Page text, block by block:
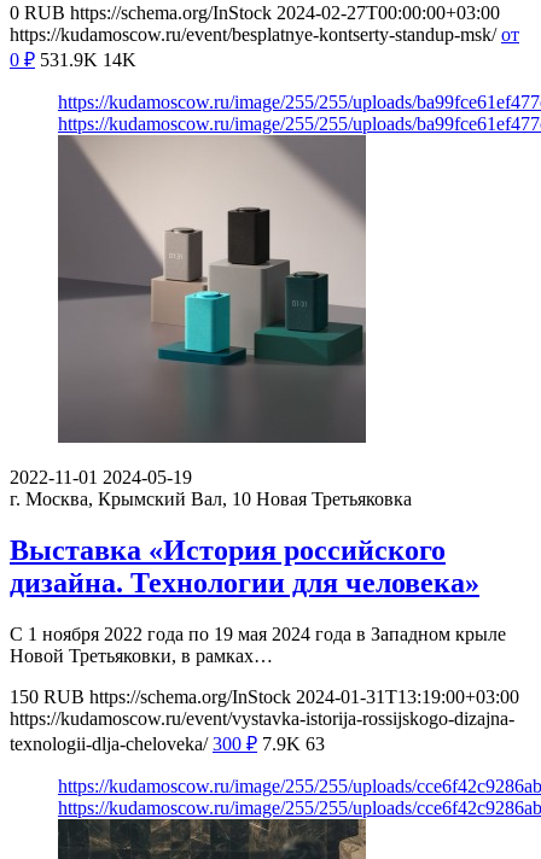
0 RUB https://schema.org/InStock 2024-02-27T00:00:00+03:00
https://kudamoscow.ru/event/besplatnye-kontserty-standup-msk/ от
0 ₽ 531.9K 14K
https://kudamoscow.ru/image/255/255/uploads/
https://kudamoscow.ru/image/255/255/uploads/
2022-11-01 2024-05-19
г. Москва, Крымский Вал, 10 Новая Третьяковка
Выставка «История российского
дизайна. Технологии для человека»
С 1 ноября 2022 года по 19 мая 2024 года в Западном крыле
Новой Третьяковки, в рамках…
150 RUB https://schema.org/InStock 2024-01-31T13:19:00+03:00
https://kudamoscow.ru/event/vystavka-istorija-rossijskogo-dizajna-
texnologii-dlja-cheloveka/ 300 ₽ 7.9K 63
https://kudamoscow.ru/image/255/255/uploads/
https://kudamoscow.ru/image/255/255/uploads/